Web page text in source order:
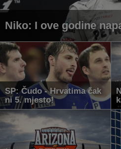
Niko: I ove godine
SP: Čudo - Hrvatima čak
ni 5. mjesto!